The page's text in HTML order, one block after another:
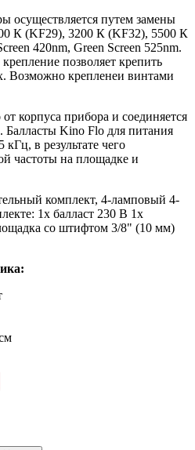
осуществляется путем замены
К (KF29), 3200 К (KF32), 5500 К
420nm, Green Screen 525nm.
позволяет крепить
Возможно крепленеи винтами
корпуса прибора и соединяется
Kino Flo для питания
в результате чего
частоты на площадке и
комплект, 4-ламповый 4-
1х балласт 230 В 1x
со штифтом 3/8" (10 мм)